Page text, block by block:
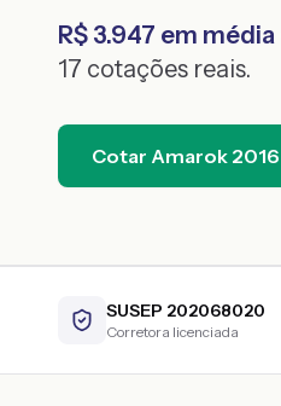
R$ 3.947 em média
17 cotações reais.
Cotar Amarok 2016
SUSEP 202068020
Corretora licenciada